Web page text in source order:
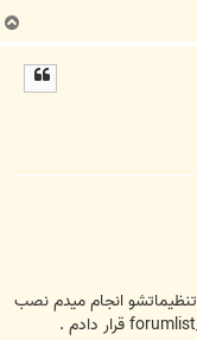
ب
ا
انجام میدم نصب